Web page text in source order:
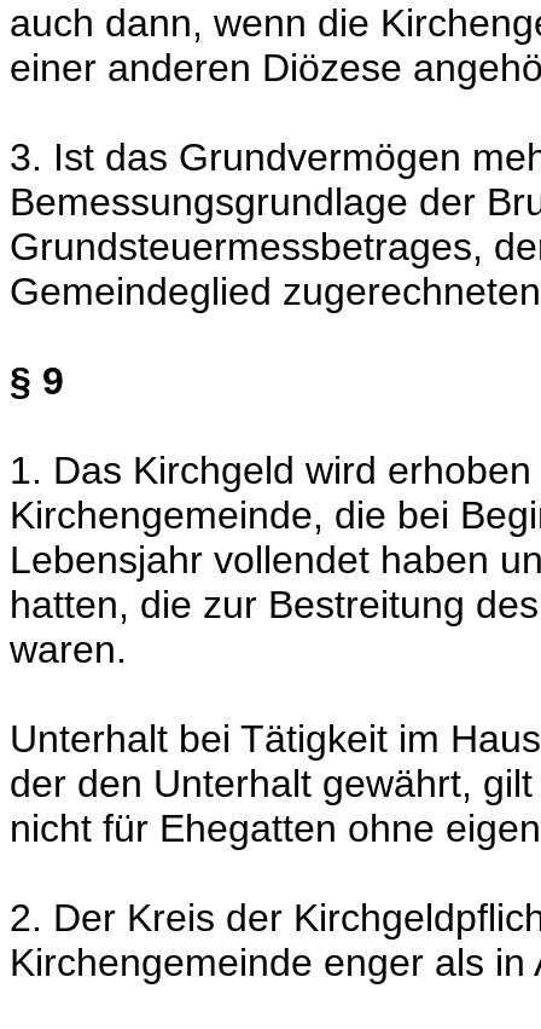
auch dann, wenn die
einer anderen Diözese
3. Ist das Grundvermögen
Bemessungsgrundlage der
Grundsteuermessbetrages,
Gemeindeglied
§ 9
1. Das Kirchgeld wird
Kirchengemeinde, die bei
Lebensjahr vollendet haben
hatten, die zur Bestreitung
waren.
Unterhalt bei Tätigkeit im
der den Unterhalt gewährt,
nicht für Ehegatten ohne
2. Der Kreis der
Kirchengemeinde enger als